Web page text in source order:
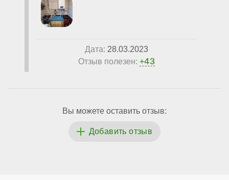
Дата: 28.03.2023
Отзыв полезен: +43
Вы можете оставить отзыв: